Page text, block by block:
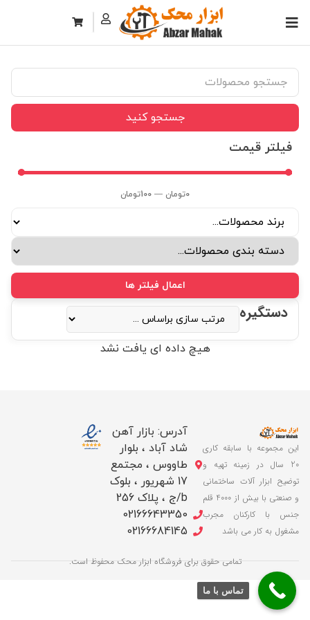
جستجو کنید
فیلتر قیمت
0تومان —
100تومان
اعمال فیلتر ها
دستگیره
هیچ داده ای یافت نشد
این مجموعه با سابقه کاری
20 سال در زمینه تهیه و
توضیح ابزار آلات ساختمانی
و صنعتی با بیش از 4000 قلم
جنس با کارکنان مجرب
مشغول به کار می باشد
آدرس: بازار آهن
شاد آباد ، بلوار
طاووس ، مجتمع
17 شهریور ، بلوک
b/ج ، پلاک 256
02166643350
02166684145
تمامی حقوق برای فروشگاه ابزار محک محفوظ است.
تماس با ما